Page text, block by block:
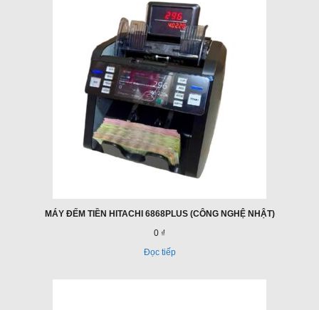
MÁY ĐẾM TIỀN HITACHI 6868PLUS (CÔNG NGHỆ NHẬT)
0 ₫
Đọc tiếp